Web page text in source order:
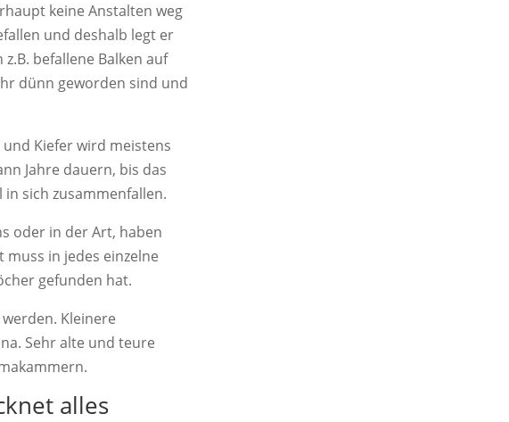
keine Anstalten weg
und deshalb legt er
befallene Balken auf
dünn geworden sind und
Kiefer wird meistens
Jahre dauern, bis das
sich zusammenfallen.
oder in der Art, haben
muss in jedes einzelne
gefunden hat.
Kleinere
Sehr alte und teure
alles